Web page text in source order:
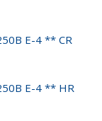
E-4 ** CR
E-4 ** HR